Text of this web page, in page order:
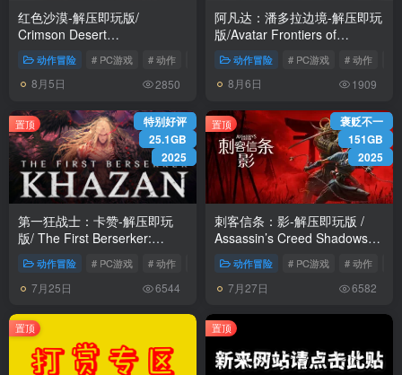
红色沙漠-解压即玩版/
Crimson Desert
装中文版
动作冒险 # PC游戏 # 动作
8月5日 2850
阿凡达：潘多拉边境-解压即玩
版/Avatar Frontiers of
装中文版
动作冒险 # PC游戏 # 动作
8月6日 1909
置顶
特别好评
25.1GB
2025
第一狂战士：卡赞-解压即玩
版/ The First Berserker:
Khazan Build.22579715 免安
装中文版
动作冒险 # PC游戏 # 动作
7月25日 6544
置顶
褒贬不一
151GB
2025
刺客信条：影-解压即玩版 /
Assassin’s Creed Shadows
Build.23475575 全DLC 免安
装中文版
动作冒险 # PC游戏 # 动作
7月27日 6582
置顶 置顶